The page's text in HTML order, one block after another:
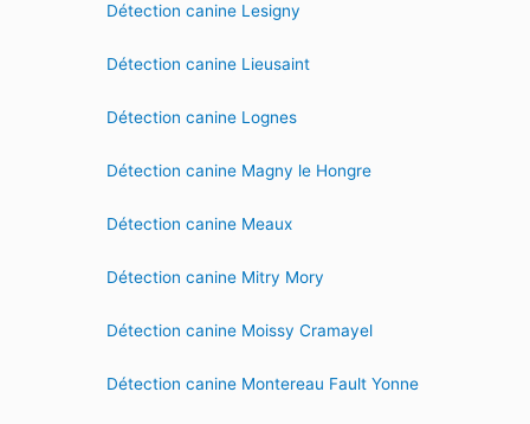
Détection canine Lesigny
Détection canine Lieusaint
Détection canine Lognes
Détection canine Magny le Hongre
Détection canine Meaux
Détection canine Mitry Mory
Détection canine Moissy Cramayel
Détection canine Montereau Fault Yonne